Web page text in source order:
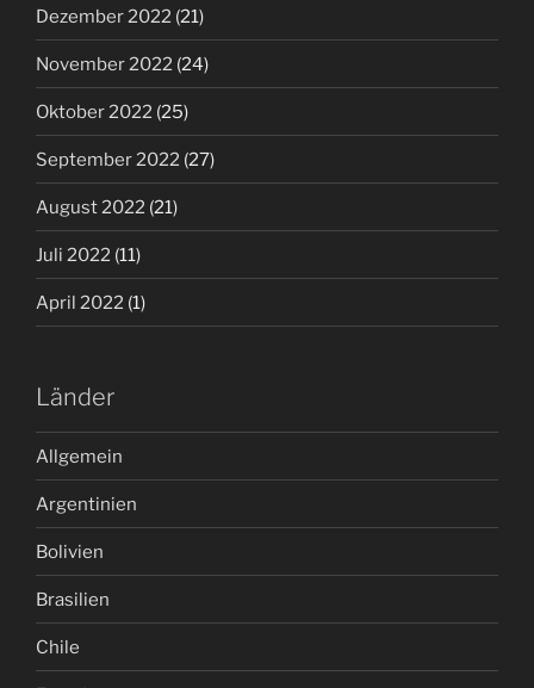
Dezember 2022 (21)
November 2022 (24)
Oktober 2022 (25)
September 2022 (27)
August 2022 (21)
Juli 2022 (11)
April 2022 (1)
Länder
Allgemein
Argentinien
Bolivien
Brasilien
Chile